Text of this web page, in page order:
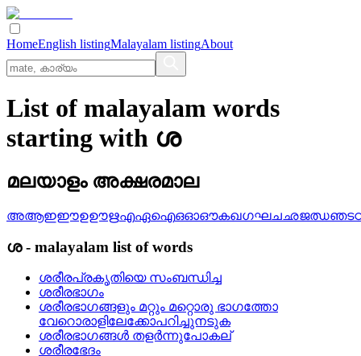
HomeEnglish listingMalayalam listingAbout
List of malayalam words
starting with ശ
മലയാളം അക്ഷരമാല
അആഇഈഉഊഋഎഏഐഒഓഔകഖഗഘചഛജഝഞട
ശ- malayalam list of words
ശരീരപ്രകൃതിയെ സംബന്ധിച്ച
ശരീരഭാഗം
ശരീരഭാഗങ്ങളും മറ്റും മറ്റൊരു ഭാഗത്തോ
വേറൊരാളിലേക്കോപറിച്ചുനടുക
ശരീരഭാഗങ്ങള്‍ തളര്‍ന്നുപോകല്
ശരീരഭേദം